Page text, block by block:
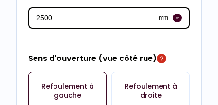
mm
Sens d'ouverture (vue côté rue)
Refoulement à
gauche
Refoulement à
droite